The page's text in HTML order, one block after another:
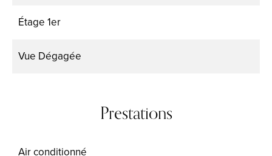
Étage 1er
Vue Dégagée
Prestations
Air conditionné